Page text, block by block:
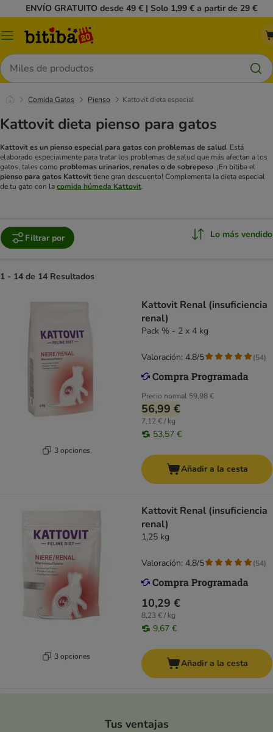
ENVÍO GRATUITO desde 49 € | Solo 1,99 € a partir de 29 €
Menú
Buscar
Comida Gatos Pienso Kattovit dieta especial
Kattovit dieta pienso para gatos
Kattovit es un pienso especial para gatos con problemas de salud. Está
elaborado especialmente para tratar los problemas de salud que más afectan a los
gatos, tales como problemas urinarios, renales o de sobrepeso. ¡En bitiba el
pienso para gatos Kattovittiene gran descuento! Complementa la dieta especial
de tu gato con lacomida húmeda Kattovit.
Filtrar por Lo más vendido
1 - 14 de 14 Resultados
3 opciones
Kattovit Renal (insuficiencia
renal)
Pack % - 2 x 4 kg
Precio normal 59,98 €
56,99 €
7,12 € / kg
53,57 €
Valoración: 4.8/5 (54)
Añadir a la cesta
3 opciones
Kattovit Renal (insuficiencia
renal)
1,25 kg
10,29 €
8,23 € / kg
9,67 €
Valoración: 4.8/5 (54)
Añadir a la cesta
Tus ventajas